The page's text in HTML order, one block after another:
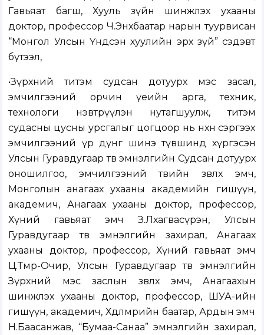
Гавьяат багш, Хууль зүйн шинжлэх ухааны
доктор, профессор Ч.Энхбаатар нарын туурвисан
“Монгол Улсын Үндсэн хуулийн эрх зүй” сэдэвт
бүтээл,
•Зүрхний титэм судсан дотуурх мэс засал,
эмчилгээний орчин үеийн арга, техник,
технологи нэвтрүүлэн нутагшуулж, титэм
судасны цусны урсгалыг цогцоор нь нөхөн сэргээх
эмчилгээний үр дүнг шинэ түвшинд хүргэсэн
Улсын Гуравдугаар төв эмнэлгийн Судсан дотуурх
оношилгоо, эмчилгээний төвийн зөвлөх эмч,
Монголын анагаах ухааны академийн гишүүн,
академич, Анагаах ухааны доктор, профессор,
Хүний гавьяат эмч З.Лхагвасүрэн, Улсын
Гуравдугаар төв эмнэлгийн захирал, Анагаах
ухааны доктор, профессор, Хүний гавьяат эмч
Ц.Төмөр-Очир, Улсын Гуравдугаар төв эмнэлгийн
Зүрхний мэс заслын зөвлөх эмч, Анагаахын
шинжлэх ухааны доктор, профессор, ШУА-ийн
гишүүн, академич, Хөдөлмөрийн баатар, Ардын эмч
Н.Баасанжав, “Бумаа-Санаа” эмнэлгийн захирал,